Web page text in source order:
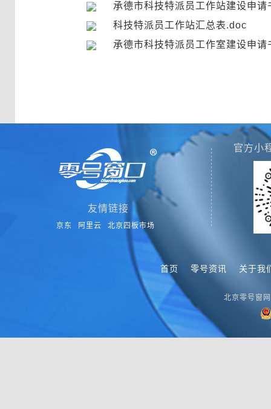
承德市科技特派员工作站建设申请
科技特派员工作站汇总表.doc
承德市科技特派员工作室建设申请
友情链接
京东 阿里云 北京四板市场
官方小
首页 零号资讯 关于我
北京零号窗